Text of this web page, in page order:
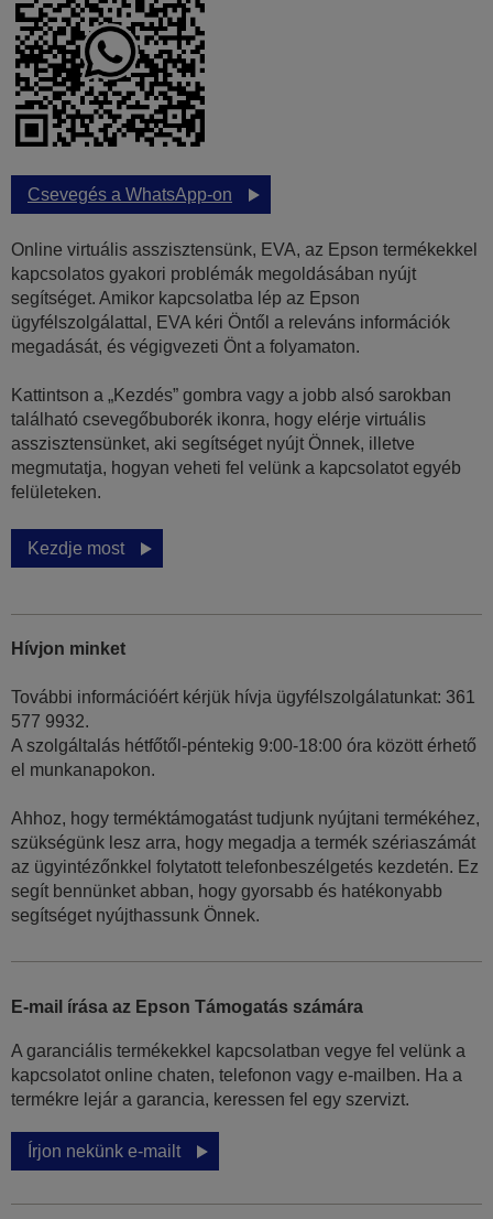
Csevegés a WhatsApp-on
Online virtuális asszisztensünk, EVA, az Epson termékekkel
kapcsolatos gyakori problémák megoldásában nyújt
segítséget. Amikor kapcsolatba lép az Epson
ügyfélszolgálattal, EVA kéri Öntől a releváns információk
megadását, és végigvezeti Önt a folyamaton.
Kattintson a „Kezdés” gombra vagy a jobb alsó sarokban
található csevegőbuborék ikonra, hogy elérje virtuális
asszisztensünket, aki segítséget nyújt Önnek, illetve
megmutatja, hogyan veheti fel velünk a kapcsolatot egyéb
felületeken.
Kezdje most
Hívjon minket
További információért kérjük hívja ügyfélszolgálatunkat: 361
577 9932.
A szolgáltalás hétfőtől-péntekig 9:00-18:00 óra között érhető
el munkanapokon.
Ahhoz, hogy terméktámogatást tudjunk nyújtani termékéhez,
szükségünk lesz arra, hogy megadja a termék szériaszámát
az ügyintézőnkkel folytatott telefonbeszélgetés kezdetén. Ez
segít bennünket abban, hogy gyorsabb és hatékonyabb
segítséget nyújthassunk Önnek.
E-mail írása az Epson Támogatás számára
A garanciális termékekkel kapcsolatban vegye fel velünk a
kapcsolatot online chaten, telefonon vagy e-mailben. Ha a
termékre lejár a garancia, keressen fel egy szervizt.
Írjon nekünk e-mailt